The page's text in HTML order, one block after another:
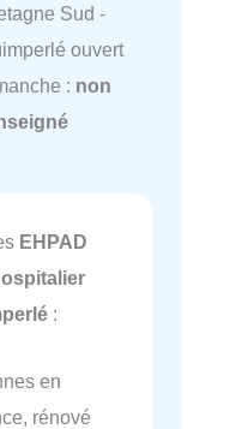
Sud -
ouvert
: non
EHPAD
:
en
rénové